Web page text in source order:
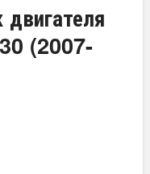
(2007-